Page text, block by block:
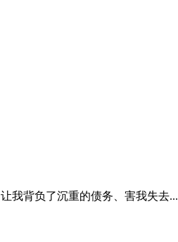
我背负了沉重的债务、害我失去...